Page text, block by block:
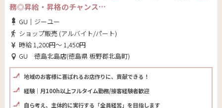
務◎昇給・昇格のチャンス…
GU｜ジーユー
ショップ販売 (アルバイト/パート)
時給 1,200円～ 1,450円
GU 徳島北島店(徳島県 板野郡北島町)
地域のお客様に喜ばれるお店作りに、貢献できる！
経験｜月100h以上フルタイム勤務/接客経験者歓迎
自ら考え、主体的に実行する「全員経営」を目指します